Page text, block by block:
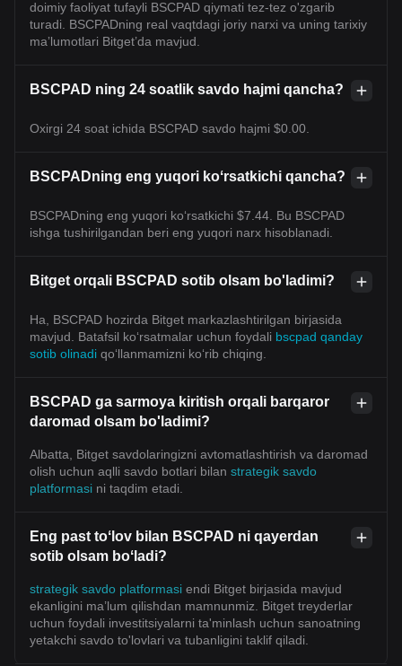
doimiy faoliyat tufayli BSCPAD qiymati tez-tez o'zgarib
turadi. BSCPADning real vaqtdagi joriy narxi va uning tarixiy
maʼlumotlari Bitget’da mavjud.
BSCPAD ning 24 soatlik savdo hajmi qancha?
Oxirgi 24 soat ichida BSCPAD savdo hajmi $0.00.
BSCPADning eng yuqori koʻrsatkichi qancha?
BSCPADning eng yuqori ko‘rsatkichi $7.44. Bu BSCPAD
ishga tushirilgandan beri eng yuqori narx hisoblanadi.
Bitget orqali BSCPAD sotib olsam bo'ladimi?
Ha, BSCPAD hozirda Bitget markazlashtirilgan birjasida
mavjud. Batafsil koʻrsatmalar uchun foydali bscpad qanday
sotib olinadi qoʻllanmamizni koʻrib chiqing.
BSCPAD ga sarmoya kiritish orqali barqaror
daromad olsam bo'ladimi?
Albatta, Bitget savdolaringizni avtomatlashtirish va daromad
olish uchun aqlli savdo botlari bilan strategik savdo
platformasi ni taqdim etadi.
Eng past toʻlov bilan BSCPAD ni qayerdan
sotib olsam boʻladi?
strategik savdo platformasi endi Bitget birjasida mavjud
ekanligini ma’lum qilishdan mamnunmiz. Bitget treyderlar
uchun foydali investitsiyalarni ta'minlash uchun sanoatning
yetakchi savdo to'lovlari va tubanligini taklif qiladi.